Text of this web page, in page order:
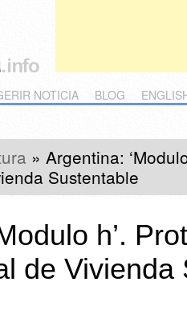
NOTICIA BLOG
» Argentina:
Sustentable
h’.
de Vivienda